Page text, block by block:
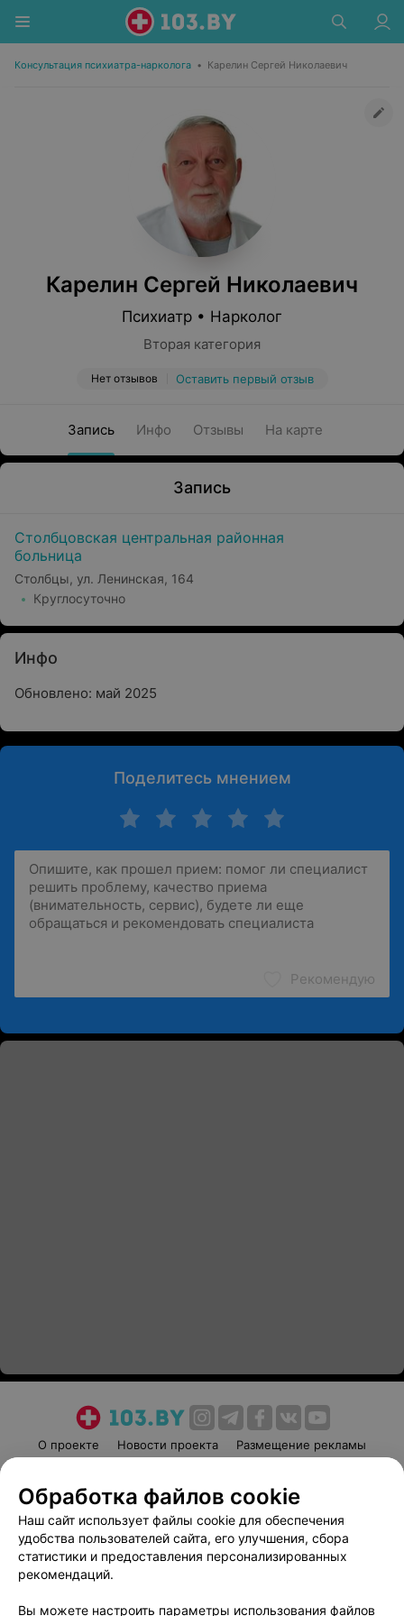
Консультация психиатра-нарколога • Карелин Сергей Николаевич
Карелин Сергей Николаевич
Психиатр • Нарколог
Вторая категория
Нет отзывов Оставить первый отзыв
Запись Инфо Отзывы На карте
Запись
Столбцовская центральная районная
больница
Столбцы, ул. Ленинская, 164
Круглосуточно
Инфо
Обновлено: май 2025
Поделитесь мнением
Рекомендую
О проекте Новости проекта
Размещение рекламы
Пользовательское соглашение
Способы оплаты
Вакансии
Партнеры
Написать руководителю 103.by
Обработка файлов cookie
Наш сайт использует файлы cookie для обеспечения
удобства пользователей сайта, его улучшения, сбора
статистики и предоставления персонализированных
рекомендаций.
Вы можете настроить параметры использования файлов